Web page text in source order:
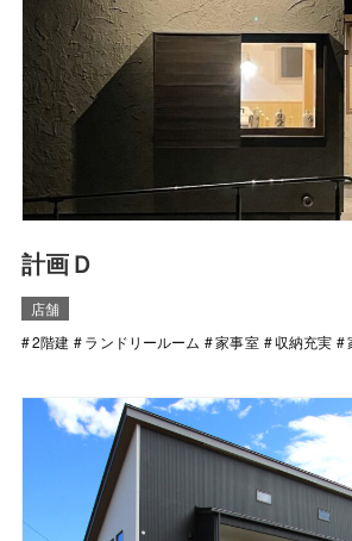
計画Ｄ
店舗
2階建
ランドリールーム 家事室 収納充実